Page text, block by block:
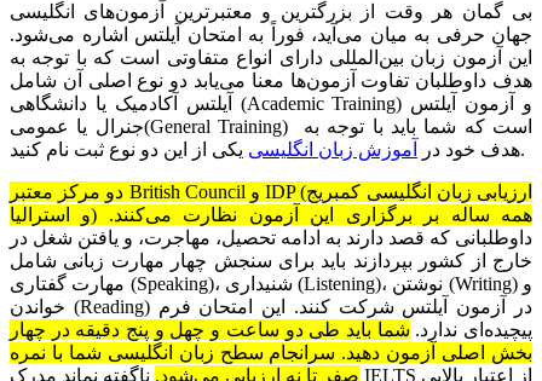
بی گمان هر وقت از بزرگترین و معتبرترین آزمون‌های انگلیسی
جهان حرفی به میان می‌آید، فوراً به امتحان آیلتس اشاره می‌شود.
این آزمون زبان بین‌المللی دارای انواع متفاوتی است که با توجه به
هدف داوطلبان تفاوت آزمون‌ها معنا می‌یابد دو نوع اصلی آن شامل
آیلتس آکادمیک یا دانشگاهی (Academic Training) و آزمون آیلتس
جنرال یا عمومی‌(General Training) است که شما باید با توجه به
هدف خود در
آموزش زبان انگلیسی یکی از این دو نوع ثبت نام کنید.
دو مرکز معتبر British Council و IDP (ارزیابی زبان انگلیسی کمبریج
و استرالیا) همه ساله بر برگزاری این آزمون نظارت می‌کنند.
داوطلبانی که قصد دارند به ادامه تحصیل، مهاجرت، و یافتن شغل در
خارج از کشور بپردازند باید برای سنجش چهار مهارت زبانی شامل
مهارت گفتاری (Speaking)، شنیداری (Listening)، نوشتن (Writing) و
خواندن (Reading) در آزمون آیلتس شرکت کنند. این امتحان فرم
پیچیده‌ای ندارد. شما باید طی دو ساعت و چهل و پنج دقیقه در چهار
بخش اصلی آزمون دهید. سرانجام سطح زبان انگلیسی شما با نمره‌
صفر تا نه ارزیابی می‌شود. ناگفته نماند مدرک IELTS از اعتبار بالایی